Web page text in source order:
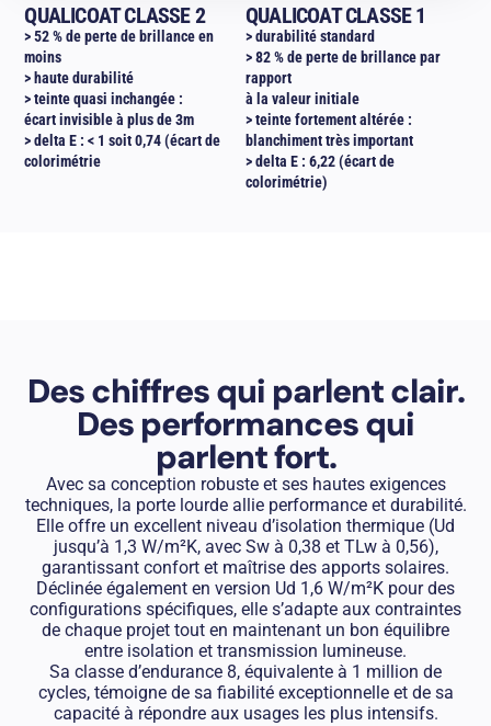
QUALICOAT CLASSE 2
> 52 % de perte de brillance en
moins
> haute durabilité
> teinte quasi inchangée :
écart invisible à plus de 3m
> delta E : < 1 soit 0,74 (écart de
colorimétrie
QUALICOAT CLASSE 1
> durabilité standard
> 82 % de perte de brillance par
rapport
à la valeur initiale
> teinte fortement altérée :
blanchiment très important
> delta E : 6,22 (écart de
colorimétrie)
Des chiffres qui parlent clair.
Des performances qui
parlent fort.
Avec sa conception robuste et ses hautes exigences
techniques, la porte lourde allie performance et durabilité.
Elle offre un excellent niveau d’isolation thermique (Ud
jusqu’à 1,3 W/m²K, avec Sw à 0,38 et TLw à 0,56),
garantissant confort et maîtrise des apports solaires.
Déclinée également en version Ud 1,6 W/m²K pour des
configurations spécifiques, elle s’adapte aux contraintes
de chaque projet tout en maintenant un bon équilibre
entre isolation et transmission lumineuse.
Sa classe d’endurance 8, équivalente à 1 million de
cycles, témoigne de sa fiabilité exceptionnelle et de sa
capacité à répondre aux usages les plus intensifs.